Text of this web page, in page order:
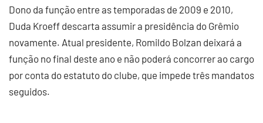
Dono da função entre as temporadas de 2009 e 2010,
Duda Kroeff descarta assumir a presidência do Grêmio
novamente. Atual presidente, Romildo Bolzan deixará a
função no final deste ano e não poderá concorrer ao cargo
por conta do estatuto do clube, que impede três mandatos
seguidos.